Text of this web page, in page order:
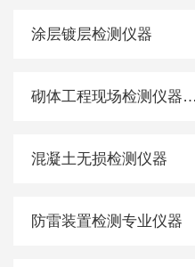
涂层镀层检测仪器
砌体工程现场检测仪器仪表
混凝土无损检测仪器
防雷装置检测专业仪器